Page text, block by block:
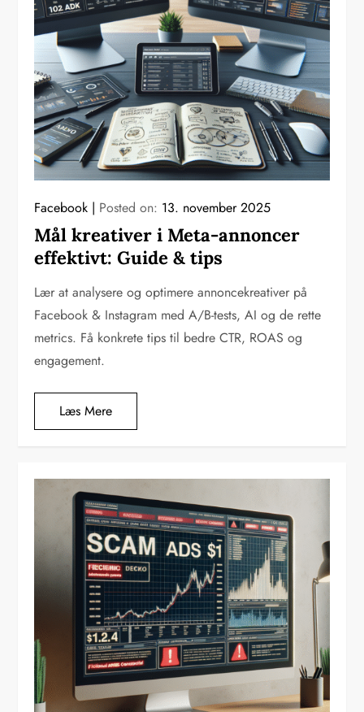
Facebook Posted on: 13. november 2025
Mål kreativer i Meta-annoncer
effektivt: Guide & tips
Lær at analysere og optimere annoncekreativer på
Facebook & Instagram med A/B-tests, AI og de rette
metrics. Få konkrete tips til bedre CTR, ROAS og
engagement.
Læs Mere